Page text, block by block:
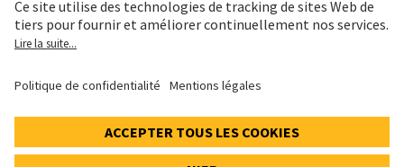
Déclaration cookies et social media
Paramètres de confidentialité
SWX: Implenia AG